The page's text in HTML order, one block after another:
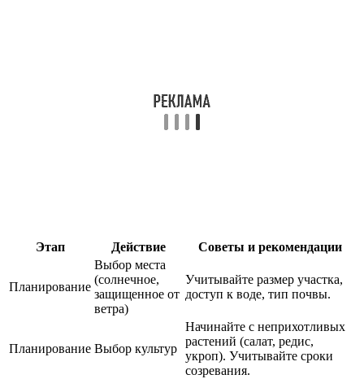
Этап Действие Советы и рекомендации
Планирование
Выбор места
(солнечное,
защищенное от
ветра)
Учитывайте размер участка,
доступ к воде, тип почвы.
Планирование Выбор культур
Начинайте с неприхотливых
растений (салат, редис,
укроп). Учитывайте сроки
созревания.